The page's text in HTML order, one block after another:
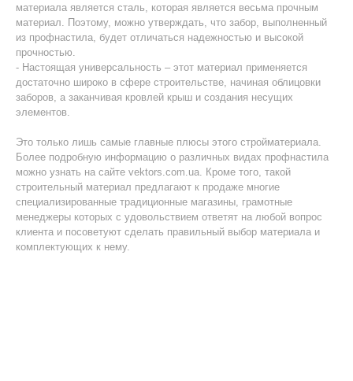
материала является сталь, которая является весьма прочным
материал. Поэтому, можно утверждать, что забор, выполненный
из профнастила, будет отличаться надежностью и высокой
прочностью.
- Настоящая универсальность – этот материал применяется
достаточно широко в сфере строительстве, начиная облицовки
заборов, а заканчивая кровлей крыш и создания несущих
элементов.
Это только лишь самые главные плюсы этого стройматериала.
Более подробную информацию о различных видах профнастила
можно узнать на сайте vektors.com.ua. Кроме того, такой
строительный материал предлагают к продаже многие
специализированные традиционные магазины, грамотные
менеджеры которых с удовольствием ответят на любой вопрос
клиента и посоветуют сделать правильный выбор материала и
комплектующих к нему.